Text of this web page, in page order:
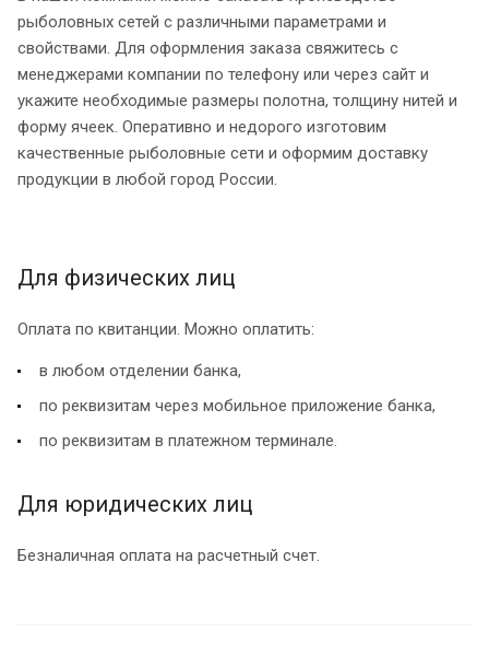
рыболовных сетей с различными параметрами и
свойствами. Для оформления заказа свяжитесь с
менеджерами компании по телефону или через сайт и
укажите необходимые размеры полотна, толщину нитей и
форму ячеек. Оперативно и недорого изготовим
качественные рыболовные сети и оформим доставку
продукции в любой город России.
Для физических лиц
Оплата по квитанции. Можно оплатить:
в любом отделении банка,
по реквизитам через мобильное приложение банка,
по реквизитам в платежном терминале.
Для юридических лиц
Безналичная оплата на расчетный счет.